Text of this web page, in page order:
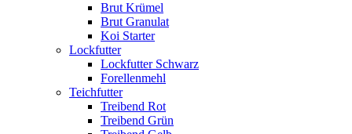
Brut Krümel
Brut Granulat
Koi Starter
Lockfutter
Lockfutter Schwarz
Forellenmehl
Teichfutter
Treibend Rot
Treibend Grün